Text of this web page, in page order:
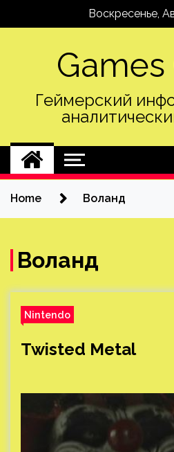
Воскресенье,
Games
Геймерский
Home Воланд
Воланд
Nintendo
Twisted Metal